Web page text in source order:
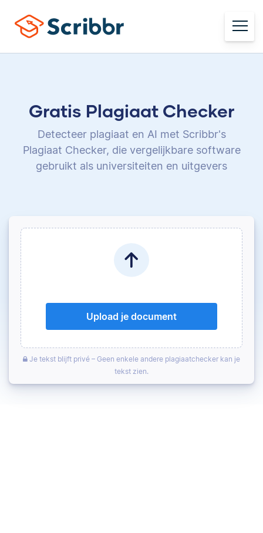
Gratis Plagiaat Checker
Detecteer plagiaat en AI met Scribbr's
Plagiaat Checker, die vergelijkbare software
gebruikt als universiteiten en uitgevers
Upload je document
Je tekst blijft privé – Geen enkele andere plagiaatchecker kan je
tekst zien.